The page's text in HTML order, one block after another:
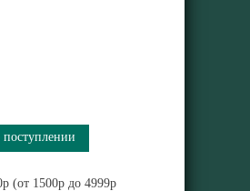
(от 1500р до 4999р